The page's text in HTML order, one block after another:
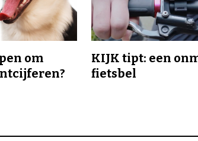
om
KIJK tipt: een
fietsbel